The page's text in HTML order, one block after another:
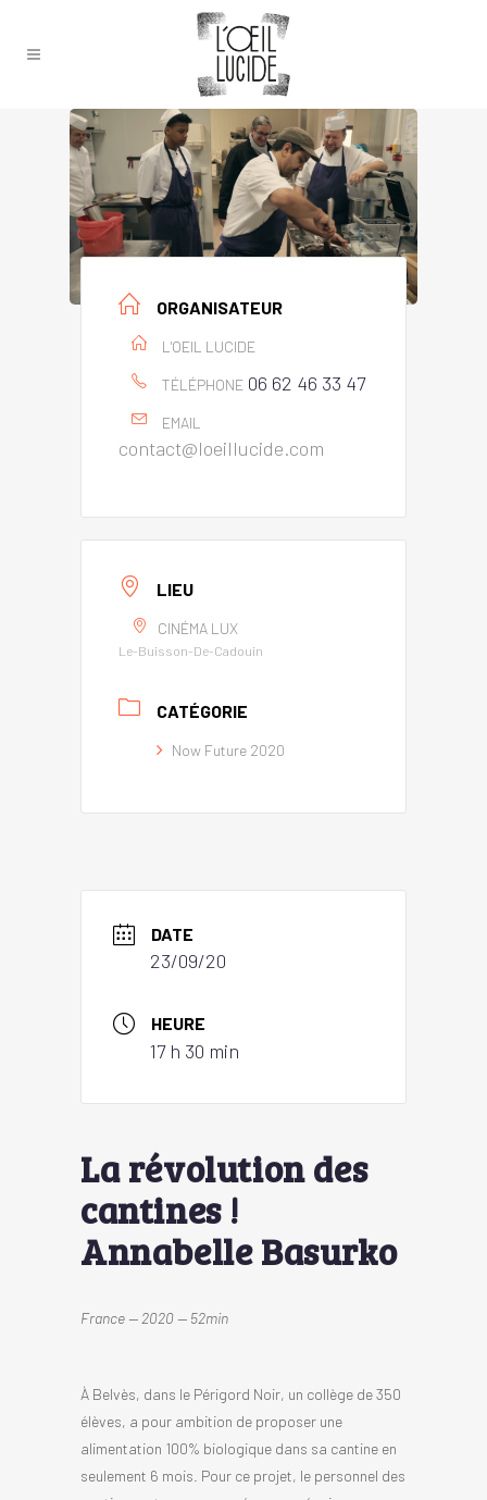
ORGANISATEUR
L'OEIL LUCIDE
TÉLÉPHONE 06 62 46 33 47
EMAIL
contact@loeillucide.com
LIEU
CINÉMA LUX
Le-Buisson-De-Cadouin
CATÉGORIE
Now Future 2020
DATE
23/09/20
HEURE
17 h 30 min
La révolution des
cantines !
Annabelle Basurko
France — 2020 — 52min
À Belvès, dans le Périgord Noir, un collège de 350
élèves, a pour ambition de proposer une
alimentation 100% biologique dans sa cantine en
seulement 6 mois. Pour ce projet, le personnel des